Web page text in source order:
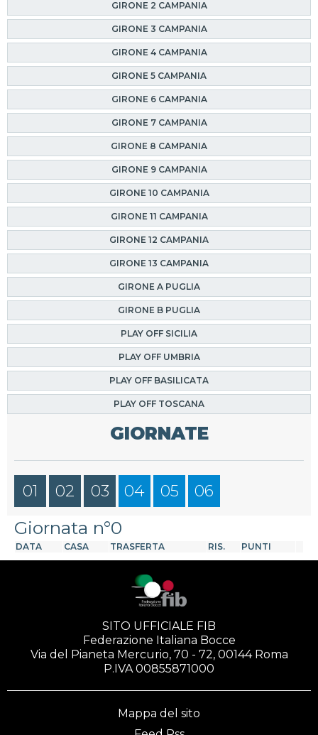
GIRONE 2 CAMPANIA
GIRONE 3 CAMPANIA
GIRONE 4 CAMPANIA
GIRONE 5 CAMPANIA
GIRONE 6 CAMPANIA
GIRONE 7 CAMPANIA
GIRONE 8 CAMPANIA
GIRONE 9 CAMPANIA
GIRONE 10 CAMPANIA
GIRONE 11 CAMPANIA
GIRONE 12 CAMPANIA
GIRONE 13 CAMPANIA
GIRONE A PUGLIA
GIRONE B PUGLIA
PLAY OFF SICILIA
PLAY OFF UMBRIA
PLAY OFF BASILICATA
PLAY OFF TOSCANA
GIORNATE
01 02 03 04 05 06
Giornata n°0
DATA CASA TRASFERTA RIS. PUNTI
SITO UFFICIALE FIB
Federazione Italiana Bocce
Via del Pianeta Mercurio, 70 - 72, 00144 Roma
P.IVA 00855871000
Mappa del sito